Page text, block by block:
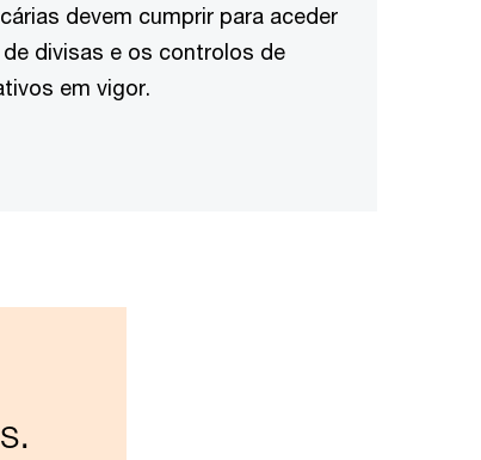
devem cumprir para aceder
divisas e os controlos de
em vigor.